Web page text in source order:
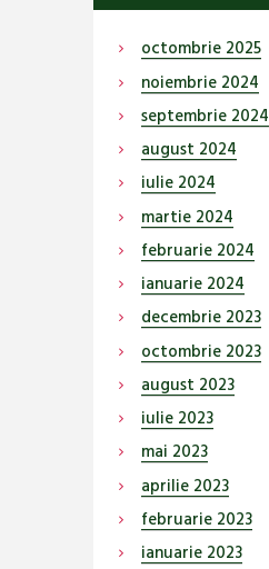
octombrie 2025
noiembrie 2024
septembrie 2024
august 2024
iulie 2024
martie 2024
februarie 2024
ianuarie 2024
decembrie 2023
octombrie 2023
august 2023
iulie 2023
mai 2023
aprilie 2023
februarie 2023
ianuarie 2023